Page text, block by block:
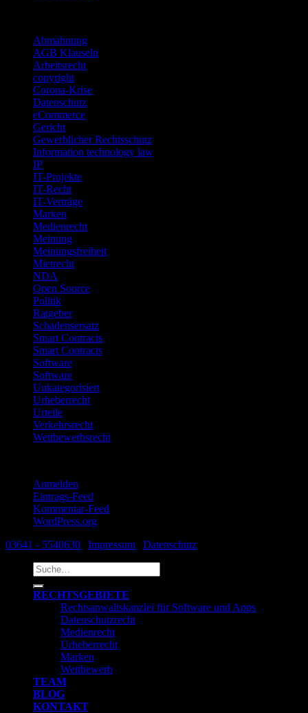
Abmahnung
AGB Klauseln
Arbeitsrecht
copyright
Corona-Krise
Datenschutz
eCommerce
Gericht
Gewerblicher Rechtsschutz
Information technology law
IP
IT-Projekte
IT-Recht
IT-Verträge
Marken
Medienrecht
Meinung
Meinungsfreiheit
Mietrecht
NDA
Open Source
Politik
Ratgeber
Schadensersatz
Smart Contracts
Smart Contracts
Software
Software
Unkategorisiert
Urheberrecht
Urteile
Verkehrsrecht
Wettbewerbsrecht
Anmelden
Eintrags-Feed
Kommentar-Feed
WordPress.org
03641 - 5540630
Impressum
Datenschutz
Suche
nach:
RECHTSGEBIETE
Rechtsanwaltskanzlei für Software und Apps
Datenschutzrecht
Medienrecht
Urheberrecht
Marken
Wettbewerb
TEAM
BLOG
KONTAKT